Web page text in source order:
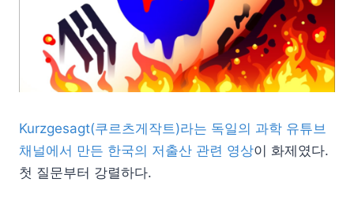
Kurzgesagt(쿠르츠게작트)라는 독일의 과학 유튜브
채널에서 만든 한국의 저출산 관련 영상이 화제였다.
첫 질문부터 강렬하다.